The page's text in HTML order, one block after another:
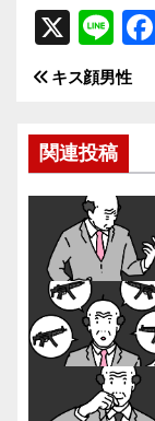
X Li
n
e
投
稿
ナ
ビ
ゲ
ー
シ
ョ
キス顔男性
関連投稿